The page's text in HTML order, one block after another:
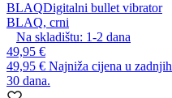
BLAQDigitalni bullet vibrator
BLAQ, crni
Na skladištu: 1-2 dana
49,95 €
49,95 € Najniža cijena u zadnjih
30 dana.